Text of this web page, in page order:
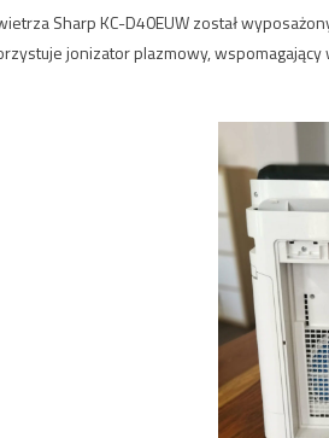
Sharp KC-D40EUW został
jonizator plazmowy,